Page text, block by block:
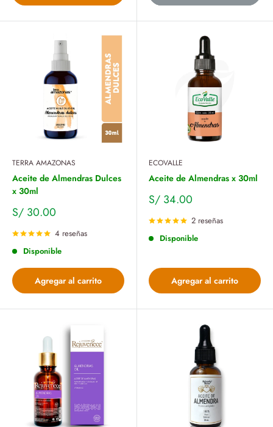
TERRA AMAZONAS
Aceite de Almendras Dulces
x 30ml
Precio
de
venta
S/ 30.00
4 reseñas
Disponible
Agregar al carrito
ECOVALLE
Aceite de Almendras x 30ml
Precio
de
venta
S/ 34.00
2 reseñas
Disponible
Agregar al carrito